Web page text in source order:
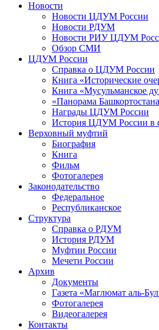
Новости
Новости ЦДУМ России
Новости РДУМ
Новости РИУ ЦДУМ
Обзор СМИ
ЦДУМ России
Справка о ЦДУМ России
Книга «Исторические
Книга «Мусульманское
«Панорама
Награды ЦДУМ России
История ЦДУМ России в
Верховный муфтий
Биография
Книга
Фильм
Фотогалерея
Законодательство
Федеральное
Республиканское
Структура
Справка о РДУМ
История РДУМ
Муфтии России
Мечети России
Архив
Документы
Газета «Маглюмат аль-
Фотогалерея
Видеогалерея
Контакты